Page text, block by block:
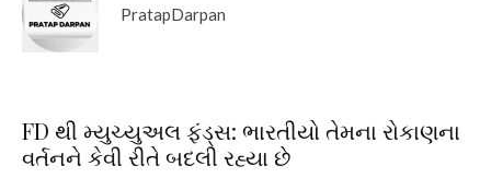
PratapDarpan
FD થી મ્યુચ્યુઅલ ફંડ્સ: ભારતીયો તેમના રોકાણના
વર્તનને કેવી રીતે બદલી રહ્યા છે